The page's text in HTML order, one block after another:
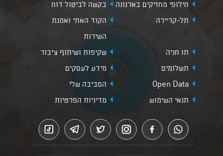
חילופי מחזיקים בארנונה
בקשה לביטול דוח
תל-קריירה
הקוד האתי ואמנת
השירות
תו חניה
שקיפות ושיתוף ציבור
תשלומים
מידע לעסקים
Open Data
הסביבה שלי
תנאי השימוש
מדיניות הפרטיות